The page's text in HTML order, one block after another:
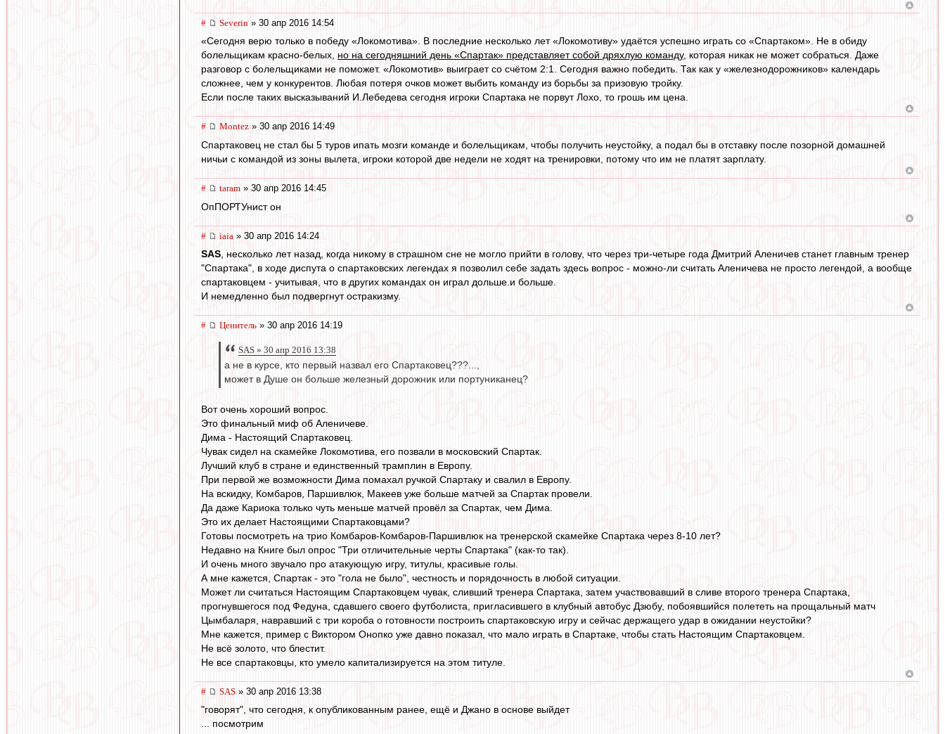
# Severin » 30 апр 2016 14:54
«Сегодня верю только в победу «Локомотива». В последние несколько лет «Локомотиву» удаётся успешно играть со «Спартаком». Не в обиду
болельщикам красно-белых, но на сегодняшний день «Спартак» представляет собой дряхлую команду, которая никак не может собраться. Даже
разговор с болельщиками не поможет. «Локомотив» выиграет со счётом 2:1. Сегодня важно победить. Так как у «железнодорожников» календарь
сложнее, чем у конкурентов. Любая потеря очков может выбить команду из борьбы за призовую тройку.
Если после таких высказываний И.Лебедева сегодня игроки Спартака не порвут Лохо, то грошь им цена.
# Montez » 30 апр 2016 14:49
Спартаковец не стал бы 5 туров ипать мозги команде и болельщикам, чтобы получить неустойку, а подал бы в отставку после позорной домашней
ничьи с командой из зоны вылета, игроки которой две недели не ходят на тренировки, потому что им не платят зарплату.
# taram » 30 апр 2016 14:45
ОпПОРТУнист он
# iaia » 30 апр 2016 14:24
SAS , несколько лет назад, когда никому в страшном сне не могло прийти в голову, что через три-четыре года Дмитрий Аленичев станет главным тренер
"Спартака", в ходе диспута о спартаковских легендах я позволил себе задать здесь вопрос - можно-ли считать Аленичева не просто легендой, а вообще
спартаковцем - учитывая, что в других командах он играл дольше.и больше.
И немедленно был подвергнут остракизму.
# Ценитель » 30 апр 2016 14:19
SAS » 30 апр 2016 13:38
а не в курсе, кто первый назвал его Спартаковец???...,
может в Душе он больше железный дорожник или портуниканец?
Вот очень хороший вопрос.
Это финальный миф об Аленичеве.
Дима - Настоящий Спартаковец.
Чувак сидел на скамейке Локомотива, его позвали в московский Спартак.
Лучший клуб в стране и единственный трамплин в Европу.
При первой же возможности Дима помахал ручкой Спартаку и свалил в Европу.
На вскидку, Комбаров, Паршивлюк, Макеев уже больше матчей за Спартак провели.
Да даже Кариока только чуть меньше матчей провёл за Спартак, чем Дима.
Это их делает Настоящими Спартаковцами?
Готовы посмотреть на трио Комбаров-Комбаров-Паршивлюк на тренерской скамейке Спартака через 8-10 лет?
Недавно на Книге был опрос "Три отличительные черты Спартака" (как-то так).
И очень много звучало про атакующую игру, титулы, красивые голы.
А мне кажется, Спартак - это "гола не было", честность и порядочность в любой ситуации.
Может ли считаться Настоящим Спартаковцем чувак, сливший тренера Спартака, затем участвовавший в сливе второго тренера Спартака,
прогнувшегося под Федуна, сдавшего своего футболиста, пригласившего в клубный автобус Дзюбу, побоявшийся полететь на прощальный матч
Цымбаларя, навравший с три короба о готовности построить спартаковскую игру и сейчас держащего удар в ожидании неустойки?
Мне кажется, пример с Виктором Онопко уже давно показал, что мало играть в Спартаке, чтобы стать Настоящим Спартаковцем.
Не всё золото, что блестит.
Не все спартаковцы, кто умело капитализируется на этом титуле.
# SAS » 30 апр 2016 13:38
"говорят", что сегодня, к опубликованным ранее, ещё и Джано в основе выйдет
... посмотрим